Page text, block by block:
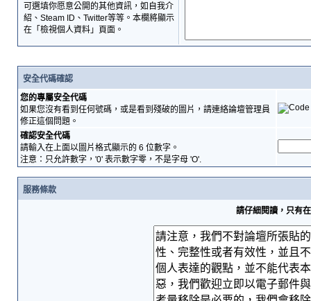
可選填你愿意公開的其他資訊，如自我介
紹、Steam ID、Twitter等等。本欄將顯示
在「檢視個人資料」頁面。
安全代碼確認
您的專屬安全代碼
如果您沒有看到任何號碼，或是看到殘破的圖片，請連絡論壇管理員
修正這個問題。
確認安全代碼
請輸入在上面以圖片格式顯示的 6 位數字。
注意：只允許數字，'0' 表示數字零，不是字母 'O'.
服務條款
請仔細閱讀，只有